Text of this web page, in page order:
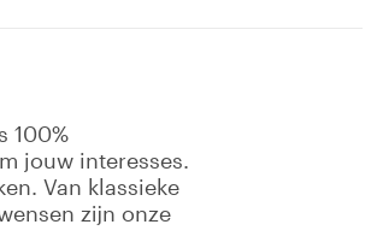
100%
jouw interesses.
Van klassieke
zijn onze